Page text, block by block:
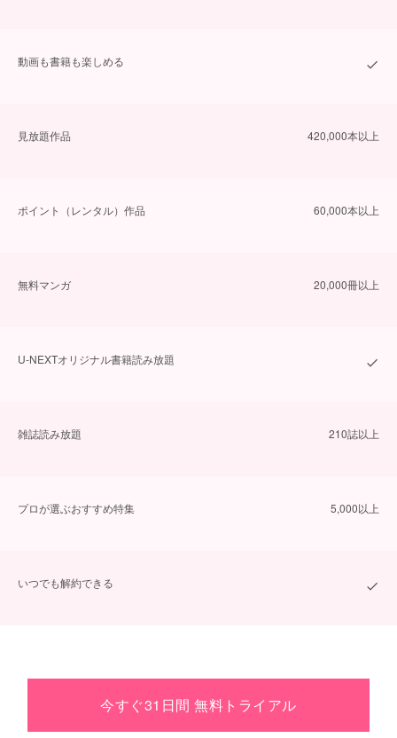
動画も書籍も楽しめる
⾒放題作品 420,000本以上
ポイント（レンタル）作品 60,000本以上
無料マンガ 20,000冊以上
U-NEXTオリジナル書籍読み放題
雑誌読み放題 210誌以上
プロが選ぶおすすめ特集 5,000以上
いつでも解約できる
今すぐ31日間 無料トライアル